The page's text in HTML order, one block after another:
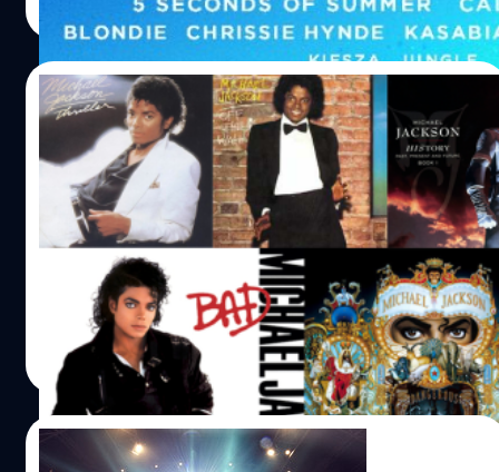
25/06/2014
ครบรอบ 5 ปีการจากไปของ Michael
Jackson
ในวันนี้ (วันที่ 25 มิถุนายน) เมื่อ 5 ปีก่อน ถือได้ว่าเป็นวันที่แฟน
ๆ ของ ราชาเพลง POP อันดับ 1 ของโลก ไมเคิล แจ็กสัน ได้
จากไปเนื่องจากประสบภาวะหัวใจล้มเหลว ณ ที่พักของเขาใน
นครลอสแอนเจลิส สร้างความโศกเศร้าเสียใจให้กับเหล่าแฟน
เพลงของเขาเป็นอย่างมาก ซึ่งในวันนี้ก็เป็นวันครบรอบ 5 ปีที่
เขาได้จากไปอย่างไม่มีวันกลับมา ทางเราจึงขอรวบรวมประวัติ
เกี่ยวกับไมเคิล แจ็คสัน แบบย่อมาให้ทุก ๆ ท่าน ณ ที่นี้
Totsapon Kritsadangphorn| 4426 days ago
Read More
20/06/2014